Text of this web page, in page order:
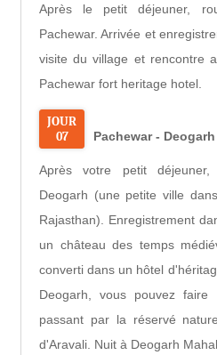
Après le petit déjeuner,
Pachewar. Arrivée et
visite du village et rencontre
Pachewar fort heritage hotel.
JOUR
07
Pachewar -
Après votre petit
Deogarh (une petite ville
Rajasthan). Enregistrement
un château des temps
converti dans un hôtel
Deogarh, vous pouvez
passant par la réservé
d'Aravali. Nuit à Deogarh Mahal.